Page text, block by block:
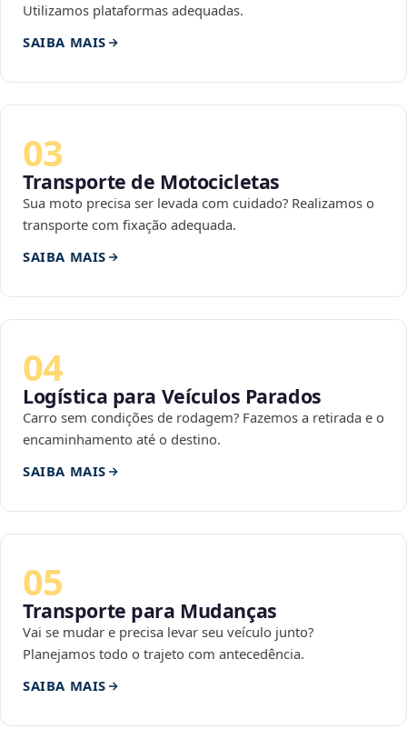
Utilizamos plataformas adequadas.
SAIBA MAIS
03
Transporte de Motocicletas
Sua moto precisa ser levada com cuidado? Realizamos o
transporte com fixação adequada.
SAIBA MAIS
04
Logística para Veículos Parados
Carro sem condições de rodagem? Fazemos a retirada e o
encaminhamento até o destino.
SAIBA MAIS
05
Transporte para Mudanças
Vai se mudar e precisa levar seu veículo junto?
Planejamos todo o trajeto com antecedência.
SAIBA MAIS